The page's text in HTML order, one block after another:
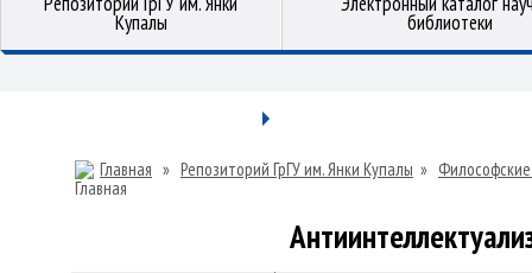
Купалы библиотеки
Главная » Репозиторий ГрГУ им. Янки Купалы »